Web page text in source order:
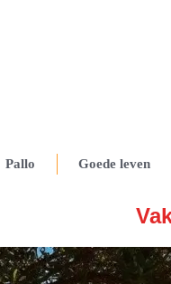
Pallo Goede leven